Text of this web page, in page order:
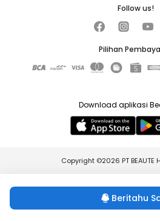
Beritahu
Pilihan
Follow us!
Download aplikasi
Copyright ©2026 PT BEAUTE